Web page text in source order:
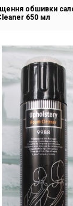
обшивки
650 мл